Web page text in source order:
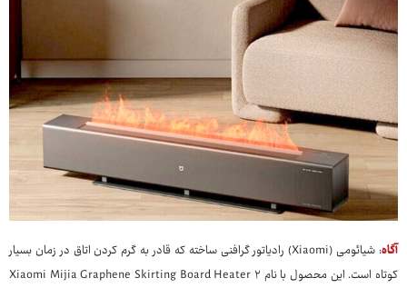
آگاه
: شیائومی (Xiaomi) رادیاتور گرافنی ساخته که قادر به گرم کردن اتاق در زمان بسیار
کوتاه است. این محصول با نام Xiaomi Mijia Graphene Skirting Board Heater ۲